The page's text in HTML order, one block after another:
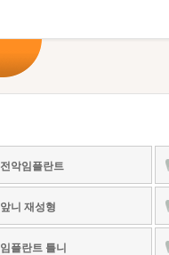
전악임플란트
앞니 재성형
임플란트 틀니